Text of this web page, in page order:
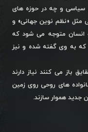
سیاسی و چه در حوزه های
مثل «نظم نوین جهانی» و
انسان متوجه می شود که
که به وی گفته شده و نیز
باز می کنند نیاز دارند
های روحی روی زمین
جدید هموار سازند.